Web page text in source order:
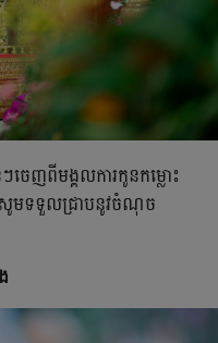
ៗចេញពីមង្គលការកូនកម្លោះ
មទទួលជ្រាបនូវចំណុច